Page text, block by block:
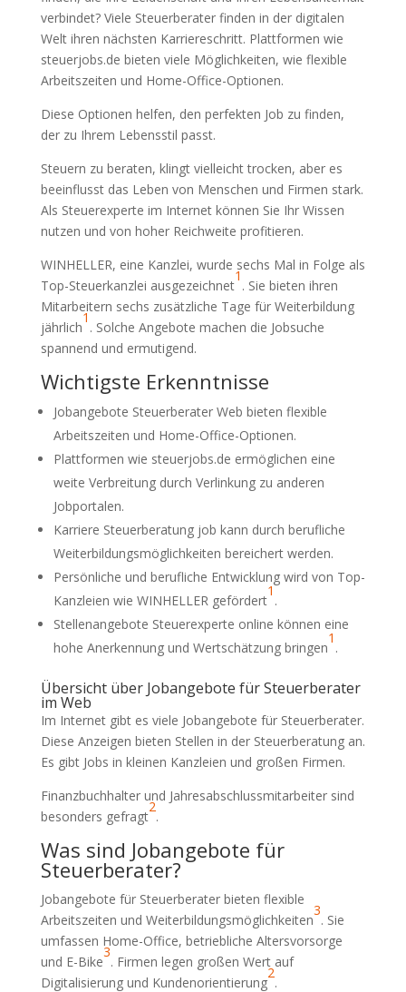
verbindet? Viele Steuerberater finden in der digitalen
Welt ihren nächsten Karriereschritt. Plattformen wie
steuerjobs.de bieten viele Möglichkeiten, wie flexible
Arbeitszeiten und Home-Office-Optionen.
Diese Optionen helfen, den perfekten Job zu finden,
der zu Ihrem Lebensstil passt.
Steuern zu beraten, klingt vielleicht trocken, aber es
beeinflusst das Leben von Menschen und Firmen stark.
Als Steuerexperte im Internet können Sie Ihr Wissen
nutzen und von hoher Reichweite profitieren.
WINHELLER, eine Kanzlei, wurde sechs Mal in Folge als
Top-Steuerkanzlei ausgezeichnet
1
. Sie bieten ihren
Mitarbeitern sechs zusätzliche Tage für Weiterbildung
jährlich
1
. Solche Angebote machen die Jobsuche
spannend und ermutigend.
Wichtigste Erkenntnisse
Jobangebote Steuerberater Web bieten flexible
Arbeitszeiten und Home-Office-Optionen.
Plattformen wie steuerjobs.de ermöglichen eine
weite Verbreitung durch Verlinkung zu anderen
Jobportalen.
Karriere Steuerberatung job kann durch berufliche
Weiterbildungsmöglichkeiten bereichert werden.
Persönliche und berufliche Entwicklung wird von Top-
Kanzleien wie WINHELLER gefördert
1
.
Stellenangebote Steuerexperte online können eine
hohe Anerkennung und Wertschätzung bringen
1
.
Übersicht über Jobangebote für Steuerberater
im Web
Im Internet gibt es viele Jobangebote für Steuerberater.
Diese Anzeigen bieten Stellen in der Steuerberatung an.
Es gibt Jobs in kleinen Kanzleien und großen Firmen.
Finanzbuchhalter und Jahresabschlussmitarbeiter sind
besonders gefragt
2
.
Was sind Jobangebote für
Steuerberater?
Jobangebote für Steuerberater bieten flexible
Arbeitszeiten und Weiterbildungsmöglichkeiten
3
. Sie
umfassen Home-Office, betriebliche Altersvorsorge
und E-Bike
3
. Firmen legen großen Wert auf
Digitalisierung und Kundenorientierung
2
.